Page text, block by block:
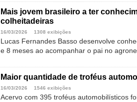
Mais jovem brasileiro a ter
colheitadeiras
16/03/2026 1308 exibições
Lucas Fernandes Basso desenvolve
e 8 meses ao acompanhar o pai no
Maior quantidade de troféus
16/03/2026 1546 exibições
Acervo com 395 troféus automobilísticos